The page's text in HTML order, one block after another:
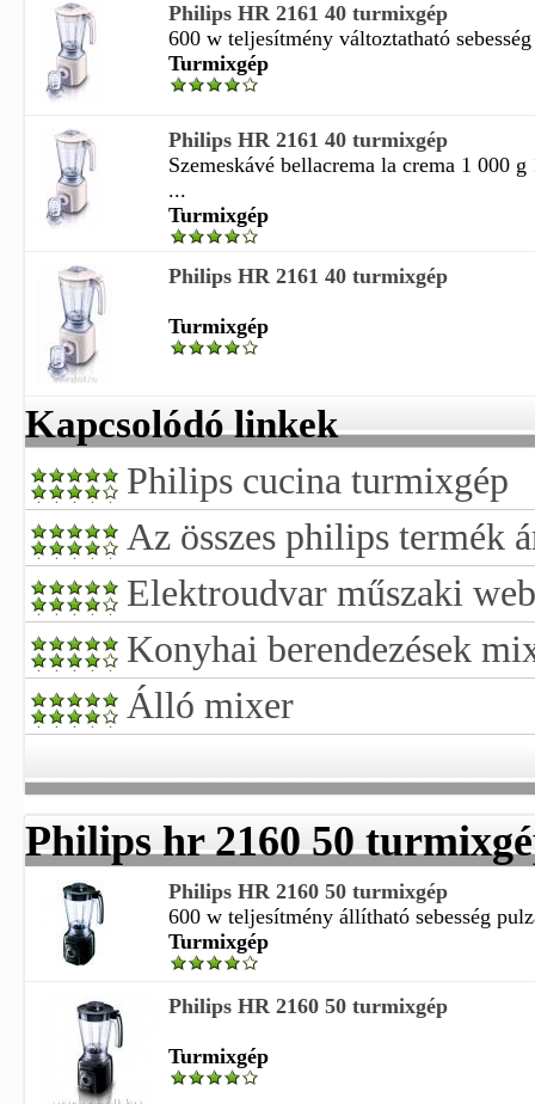
Philips HR 2161 40 turmixgép
600 w teljesítmény változtatható
Turmixgép
Philips HR 2161 40 turmixgép
Szemeskávé bellacrema la crema 1 000
...
Turmixgép
Philips HR 2161 40 turmixgép
Turmixgép
Kapcsolódó linkek
Philips cucina turmixgép
Az összes philips termék
Elektroudvar műszaki
Konyhai berendezések
Álló mixer
Philips hr 2160 50
Philips HR 2160 50 turmixgép
600 w teljesítmény állítható sebesség
Turmixgép
Philips HR 2160 50 turmixgép
Turmixgép